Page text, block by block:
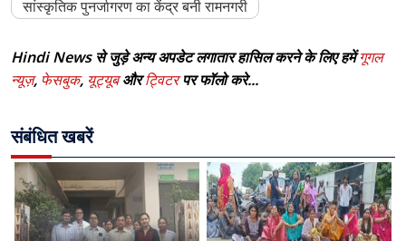
सांस्कृतिक पुनर्जागरण का केंद्र बनी रामनगरी
Hindi News से जुड़े अन्य अपडेट लगातार हासिल करने के लिए हमेंगूगल
न्यूज़, फेसबुक, यूट्यूबऔरट्विटरपर फॉलो करे...
संबंधित खबरें